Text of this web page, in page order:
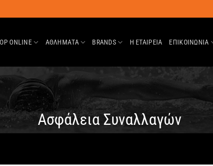
ONLINE
ΑΘΛΗΜΑΤΑ BRANDS Η ΕΤΑΙΡΕΊΑ ΕΠΙΚΟΙΝΩΝΊΑ
Ασφάλεια Συναλλαγών